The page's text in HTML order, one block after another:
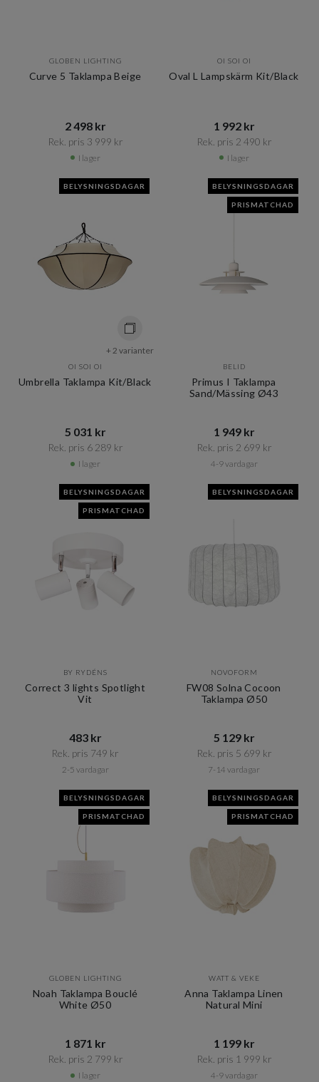
GLOBEN LIGHTING
Curve 5 Taklampa Beige
2 498 kr​​
Rek. pris 3 999 kr​​
I lager
OI SOI OI
Oval L Lampskärm Kit/Black
1 992 kr​​
Rek. pris 2 490 kr​​
I lager
BELYSNINGSDAGAR
+ 2 varianter
OI SOI OI
Umbrella Taklampa Kit/Black
5 031 kr​​
Rek. pris 6 289 kr​​
I lager
BELYSNINGSDAGAR
PRISMATCHAD
BELID
Primus I Taklampa
Sand/Mässing Ø43
1 949 kr​​
Rek. pris 2 699 kr​​
4-9 vardagar
BELYSNINGSDAGAR
PRISMATCHAD
BY RYDÉNS
Correct 3 lights Spotlight
Vit
483 kr​​
Rek. pris 749 kr​​
2-5 vardagar
BELYSNINGSDAGAR
NOVOFORM
FW08 Solna Cocoon
Taklampa Ø50
5 129 kr​​
Rek. pris 5 699 kr​​
7-14 vardagar
BELYSNINGSDAGAR
PRISMATCHAD
GLOBEN LIGHTING
Noah Taklampa Bouclé
White Ø50
1 871 kr​​
Rek. pris 2 799 kr​​
I lager
BELYSNINGSDAGAR
PRISMATCHAD
WATT & VEKE
Anna Taklampa Linen
Natural Mini
1 199 kr​​
Rek. pris 1 999 kr​​
4-9 vardagar